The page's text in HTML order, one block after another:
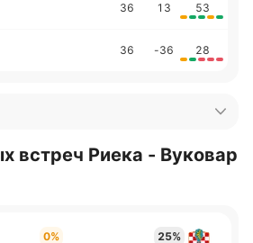
36 13 53
36 -36 28
встреч Риека - Вуковар
0% 25%